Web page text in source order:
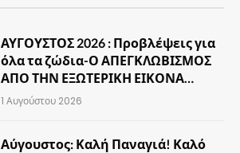
ΑΥΓΟΥΣΤΟΣ 2026 : Προβλέψεις για
όλα τα ζώδια-Ο ΑΠΕΓΚΛΩΒΙΣΜΟΣ
ΑΠΟ ΤΗΝ ΕΞΩΤΕΡΙΚΗ ΕΙΚΟΝΑ…
1 Αυγούστου 2026
Αύγουστος: Καλή Παναγιά! Καλό